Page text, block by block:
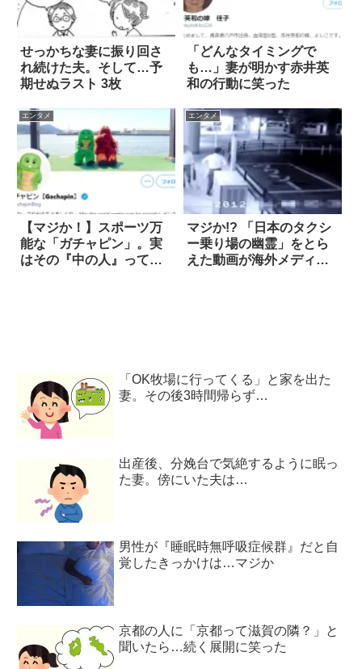
せっかちな妻に振り回さ
れ続けた夫。そして…予
期せぬラスト 3枚
「どんなタイミングで
も…」妻が明かす赤井英
和の行動に笑った
エンタメ
【マジか！】スポーツ万
能な「ガチャピン」。実
はその『中の人』って…
エンタメ
マジか!? 「日本のタクシ
ー乗り場の幽霊」をとら
えた動画が海外メディア
「OK牧場に行ってくる」と家を出た
妻。その後3時間帰らず…
出産後、分娩台で気絶するように眠っ
た妻。傍にいた夫は…
男性が『睡眠時無呼吸症候群』だと自
覚したきっかけは…マジか
京都の人に「京都って滋賀の隣？」と
聞いたら…続く展開に笑った